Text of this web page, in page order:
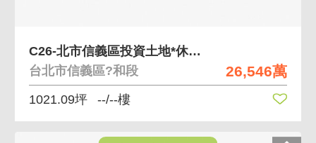
26,546萬
C26-北市信義區投資土地*休閒農場*露營區
台北市信義區?和段
1021.09坪 --/--樓